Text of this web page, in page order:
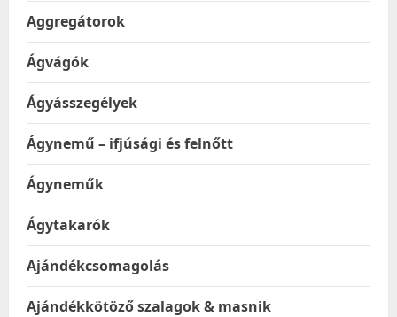
Aggregátorok
Ágvágók
Ágyásszegélyek
Ágynemű – ifjúsági és felnőtt
Ágyneműk
Ágytakarók
Ajándékcsomagolás
Ajándékkötöző szalagok & masnik